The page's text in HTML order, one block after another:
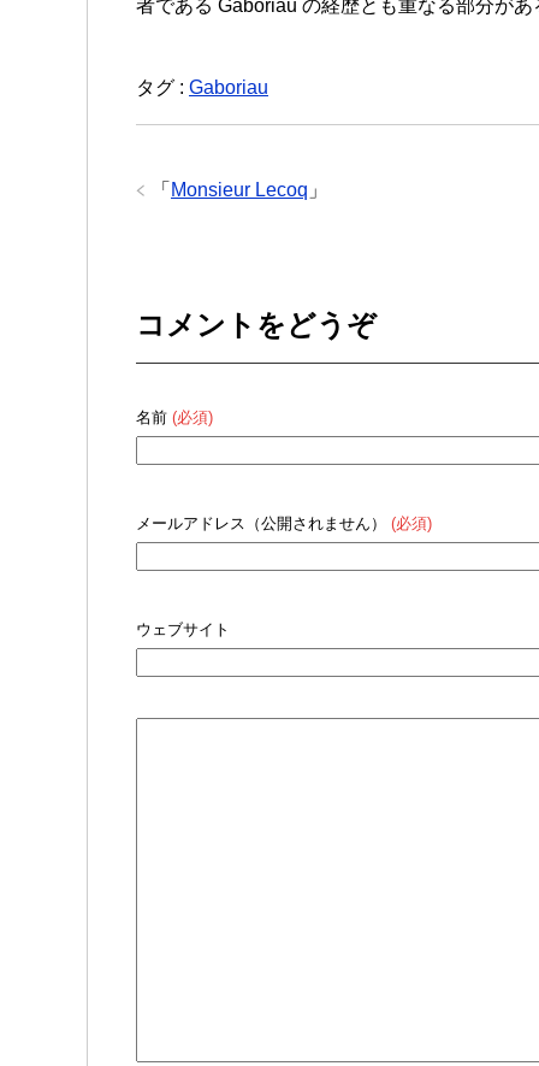
者である Gaboriau の経歴とも重なる部分が
タグ : Gaboriau
「 Monsieur Lecoq 」
コメントをどうぞ
名前 (必須)
メールアドレス（公開されません） (必須)
ウェブサイト